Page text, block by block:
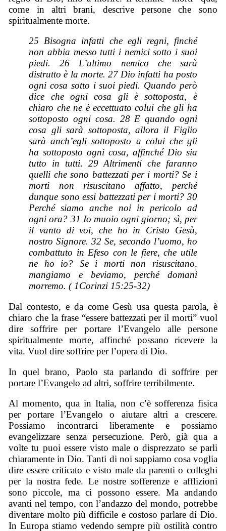
come in altri brani, descrive persone che sono
spiritualmente morte.
25 Bisogna infatti che egli regni, finché
non abbia messo tutti i nemici sotto i suoi
piedi. 26 L’ultimo nemico chesarà
distrutto è la morte. 27Dio infatti ha posto
ogni cosa sotto i suoi piedi. Quando però
dice che ogni cosa gliè sottoposta, è
chiaro che ne è eccettuato colui che gli ha
sottoposto ogni cosa. 28 E quando ogni
cosa gli sarà sottoposta, allora il Figlio
sarà anch’egli sottoposto a colui che gli
ha sottoposto ogni cosa, affinché Dio sia
tutto in tutti. 29 Altrimenti che faranno
quelli che sono battezzati per i morti? Se i
morti non risuscitano affatto, perché
dunque sono essi battezzati per i morti? 30
Perché siamo anche noi in pericolo ad
ogni ora? 31 Io muoio ogni giorno; sì, per
il vanto di voi, che ho in Cristo Gesù,
nostro Signore. 32 Se, secondo l’uomo, ho
combattuto in Efeso con le fiere, che utile
ne ho io? Se i morti non risuscitano,
mangiamo e beviamo, perché domani
morremo. ( 1Corinzi 15:25-32)
Dal contesto, e da come Gesù usa questa parola, è
chiaro che la frase “essere battezzati per il morti” vuol
dire soffrire per portare l’Evangelo alle persone
spiritualmente morte, affinché possano ricevere la
vita. Vuol dire soffrire per l’opera di Dio.
In quel brano, Paolo sta parlando di soffrire per
portare l’Evangelo ad altri, soffrire terribilmente.
Al momento, qua in Italia, non c’è sofferenza fisica
per portare l’Evangelo o aiutare altri a crescere.
Possiamo incontrarci liberamente e possiamo
evangelizzare senza persecuzione. Però, già qua a
volte tu puoi essere visto male o disprezzato se parli
chiaramente in Dio. Tanti di noi sappiamo cosa voglia
dire essere criticato e visto male da parenti o colleghi
per la nostra fede. Le nostre sofferenze e afflizioni
sono piccole, ma ci possono essere. Ma andando
avanti nel tempo, con l’andazzo del mondo, potrebbe
diventare molto più difficile e costoso parlare di Dio.
In Europa stiamo vedendo sempre più ostilità contro